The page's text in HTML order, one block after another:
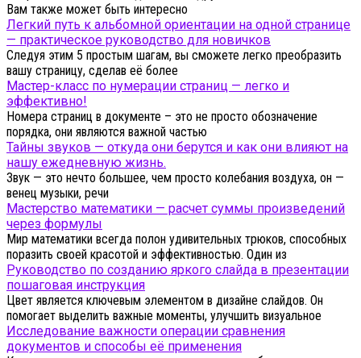
Вам также может быть интересно
Легкий путь к альбомной ориентации на одной странице
— практическое руководство для новичков
Следуя этим 5 простым шагам, вы сможете легко преобразить
вашу страницу, сделав её более
Мастер-класс по нумерации страниц — легко и
эффективно!
Номера страниц в документе – это не просто обозначение
порядка, они являются важной частью
Тайны звуков — откуда они берутся и как они влияют на
нашу ежедневную жизнь.
Звук — это нечто большее, чем просто колебания воздуха, он —
венец музыки, речи
Мастерство математики — расчет суммы произведений
через формулы
Мир математики всегда полон удивительных трюков, способных
поразить своей красотой и эффективностью. Один из
Руководство по созданию яркого слайда в презентации
пошаговая инструкция
Цвет является ключевым элементом в дизайне слайдов. Он
помогает выделить важные моменты, улучшить визуальное
Исследование важности операции сравнения
документов и способы её применения